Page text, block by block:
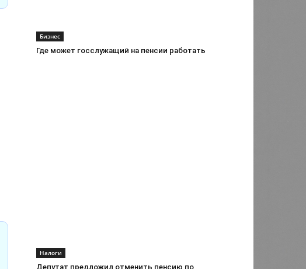
Бизнес
Где может госслужащий на пенсии работать
Налоги
Депутат предложил отменить пенсию по